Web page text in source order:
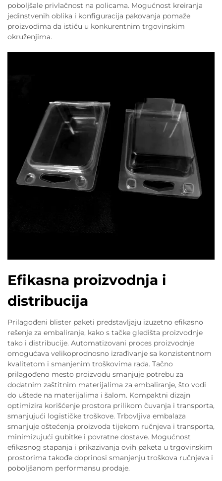
poboljšale privlačnost na policama. Mogućnost kreiranja
jedinstvenih oblika i konfiguracija pakovanja pomaže
proizvodima da ističu u konkurentnim trgovinskim
okruženjima.
Efikasna proizvodnja i
distribucija
Prilagođeni blister paketi predstavljaju izuzetno efikasno
rešenje za embaliranje, kako s tačke gledišta proizvodnje
tako i distribucije. Automatizovani proces proizvodnje
omogućava velikoprodnosno izrađivanje sa konzistentnom
kvalitetom i smanjenim troškovima rada. Tačno
prilagođeno mesto proizvodu smanjuje potrebu za
dodatnim zaštitnim materijalima za embaliranje, što vodi
do uštede na materijalima i šalom. Kompaktni dizajn
optimizira korišćenje prostora prilikom čuvanja i transporta,
smanjujući logističke troškove. Trbovljiva embalaza
smanjuje oštećenja proizvoda tijekom ručnjeva i transporta,
minimizujući gubitke i povratne dostave. Mogućnost
efikasnog stapanja i prikazivanja ovih paketa u trgovinskim
prostorima takođe doprinosi smanjenju troškova ručnjeva i
poboljšanom performansu prodaje.